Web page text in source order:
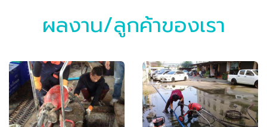
ผลงาน/ลูกค้าของเรา